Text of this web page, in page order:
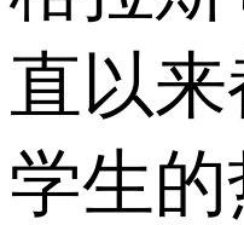
直以来
学生